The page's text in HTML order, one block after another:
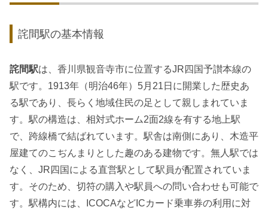
詫間駅の基本情報
詫間駅は、香川県観音寺市に位置するJR四国予讃本線の
駅です。1913年（明治46年）5月21日に開業した歴史あ
る駅であり、長らく地域住民の足として親しまれていま
す。駅の構造は、相対式ホーム2面2線を有する地上駅
で、跨線橋で結ばれています。駅舎は南側にあり、木造平
屋建てのこぢんまりとした趣のある建物です。無人駅では
なく、JR四国による直営駅として駅員が配置されていま
す。そのため、切符の購入や駅員への問い合わせも可能で
す。駅構内には、ICOCAなどICカード乗車券の利用に対